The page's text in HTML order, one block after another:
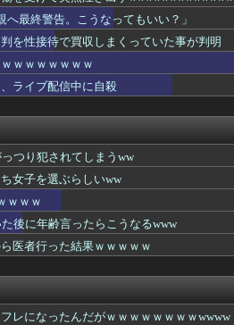
しいww
あたシコダンスwwwwwww
スケベすぎるｗｗｗwｗｗｗｗｗｗｗｗ...
年19人にわいせつ行為→懲役15年の...
を建てるｗｗｗｗｗｗｗｗｗｗｗｗｗｗ...
で昼寝をしようとしてしまうｗｗｗｗｗｗ
にセクシー女優起用してたんやろ
」
を3ヶ月激しくレイプ。お菓子生姜 ...
日にInstagram更新「楽しすぎ...
喋りたいだけなら公園に行ってくれ...
入して闇深エロ番組ｗｗｗｗ
いてる男の正体ｗｗｗｗｗｗｗｗｗｗｗｗ
エチボデーを披露wwwwwww...
てる男の正体ｗｗｗｗｗｗｗｗｗｗｗｗ...
リされたら3秒で果てるだろ
へ最終警告。こうなってもいい？」
を性接待で買収しまくっていた事が判明
ｗｗｗｗｗｗｗ
ライブ配信中に自殺
つり犯されてしまうww
女子を選ぶらしいww
ｗｗｗ
後に年齢言ったらこうなるwww
医者行った結果ｗｗｗｗｗ
レになったんだがｗｗｗｗｗｗｗｗwwww